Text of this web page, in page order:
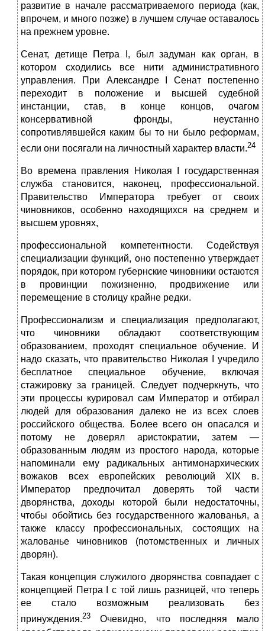
развитие в начале рассматриваемого периода (как,
впрочем, и много позже) в лучшем случае оставалось
на прежнем уровне.
Сенат, детище Петра I, был задуман как орган, в
котором сходились все нити административного
управления. При Александре I Сенат постепенно
переходит в положение и высшей судебной
инстанции, став, в конце концов, очагом
консервативной фронды, неустанно
сопротивлявшейся каким бы то ни было реформам,
если они посягали на личностный характер власти.24
Во времена правления Николая I государственная
служба становится, наконец, профессиональной.
Правительство Императора требует от своих
чиновников, особенно находящихся на среднем и
высшем уровнях,
профессиональной компетентности. Содействуя
специализации функций, оно постепенно утверждает
порядок, при котором губернские чиновники остаются
в провинции пожизненно, продвижение или
перемещение в столицу крайне редки.
Профессионализм и специализация предполагают,
что чиновники обладают соответствующим
образованием, проходят специальное обучение. И
надо сказать, что правительство Николая I учредило
бесплатное специальное обучение, включая
стажировку за границей. Следует подчеркнуть, что
эти процессы курировал сам Император и отбирал
людей для образования далеко не из всех слоев
российского общества. Более всего он опасался и
потому не доверял аристократии, затем —
образованным людям из простого народа, которые
напоминали ему радикальных антимонархических
вожаков всех европейских революций XIX в.
Император предпочитал доверять той части
дворянства, доходы которой были недостаточны,
чтобы обойтись без государственного жалованья, а
также классу профессиональных, состоящих на
жалованье чиновников (потомственных и личных
дворян).
Такая концепция служилого дворянства совпадает с
концепцией Петра I с той лишь разницей, что теперь
ее стало возможным реализовать без
принуждения.23 Очевидно, что последняя мало